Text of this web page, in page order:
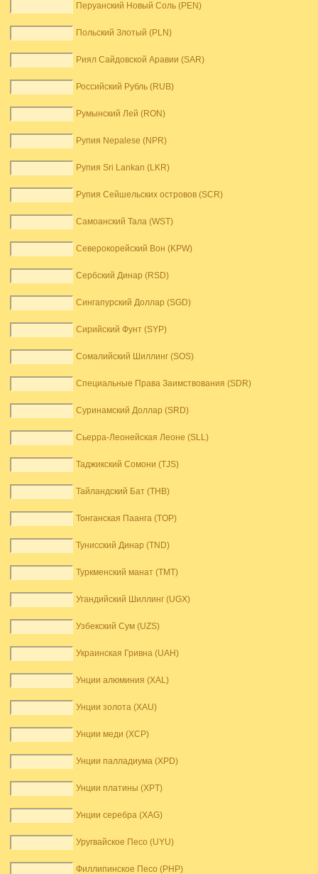
Перуанский Новый Соль (PEN)
Польский Злотый (PLN)
Риял Сайдовской Аравии (SAR)
Российский Рубль (RUB)
Румынский Лей (RON)
Рупия Nepalese (NPR)
Рупия Sri Lankan (LKR)
Рупия Сейшельских островов (SCR)
Самоанский Тала (WST)
Северокорейский Вон (KPW)
Сербский Динар (RSD)
Сингапурский Доллар (SGD)
Сирийский Фунт (SYP)
Сомалийский Шиллинг (SOS)
Специальные Права Заимствования (SDR)
Суринамский Доллар (SRD)
Сьерра-Леонейская Леоне (SLL)
Таджикский Сомони (TJS)
Тайландский Бат (THB)
Тонганская Паанга (TOP)
Тунисский Динар (TND)
Туркменский манат (TMT)
Угандийский Шиллинг (UGX)
Узбекский Сум (UZS)
Украинская Гривна (UAH)
Унции алюминия (XAL)
Унции золота (XAU)
Унции меди (XCP)
Унции палладиума (XPD)
Унции платины (XPT)
Унции серебра (XAG)
Уругвайское Песо (UYU)
Филлипинское Песо (PHP)